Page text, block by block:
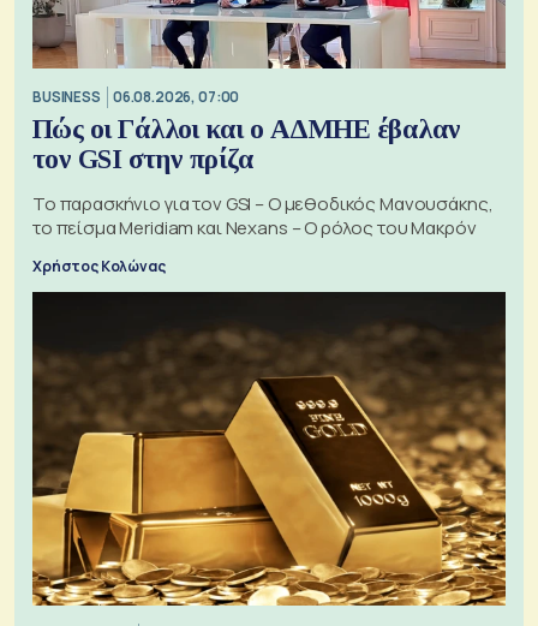
BUSINESS 06.08.2026, 07:00
Πώς οι Γάλλοι και ο ΑΔΜΗΕ έβαλαν
τον GSI στην πρίζα
Το παρασκήνιο για τον GSI – Ο μεθοδικός Μανουσάκης,
το πείσμα Meridiam και Nexans – Ο ρόλος του Μακρόν
Χρήστος Κολώνας